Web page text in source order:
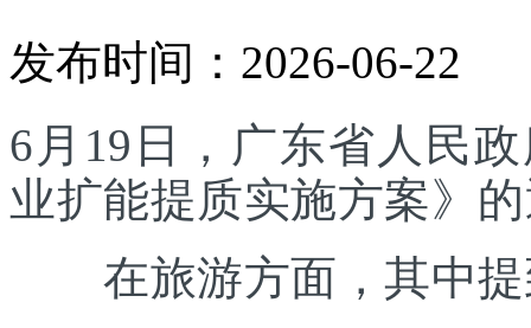
发布时间：2026-06-22
6月19日，广东省人民
业扩能提质实施方案》
在旅游方面，其中提